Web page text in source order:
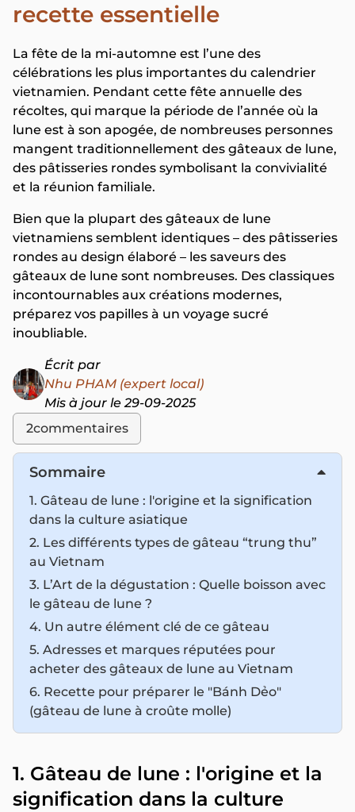
recette essentielle
La fête de la mi-automne est l’une des
célébrations les plus importantes du calendrier
vietnamien. Pendant cette fête annuelle des
récoltes, qui marque la période de l’année où la
lune est à son apogée, de nombreuses personnes
mangent traditionnellement des gâteaux de lune,
des pâtisseries rondes symbolisant la convivialité
et la réunion familiale.
Bien que la plupart des gâteaux de lune
vietnamiens semblent identiques – des pâtisseries
rondes au design élaboré – les saveurs des
gâteaux de lune sont nombreuses. Des classiques
incontournables aux créations modernes,
préparez vos papilles à un voyage sucré
inoubliable.
Écrit par
Nhu PHAM (expert local)
Mis à jour le 29-09-2025
2commentaires
Sommaire
1. Gâteau de lune : l'origine et la signification
dans la culture asiatique
2. Les différents types de gâteau “trung thu”
au Vietnam
3. L’Art de la dégustation : Quelle boisson avec
le gâteau de lune ?
4. Un autre élément clé de ce gâteau
5. Adresses et marques réputées pour
acheter des gâteaux de lune au Vietnam
6. Recette pour préparer le "Bánh Dẻo"
(gâteau de lune à croûte molle)
1. Gâteau de lune : l'origine et la
signification dans la culture